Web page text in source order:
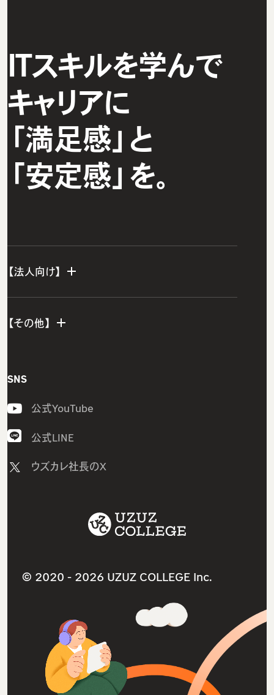
ITスキルを学んで
キャリアに
「満足感」と
「安定感」を。
【法人向け】
開発エンジニア研修
組込みエンジニア研修
AI研修
採用支援サービス
ウズカレマガジン（法人向け）
よくあるご質問（法人向け）
【その他】
メンバー紹介
採用情報
ニュース
ITスクールサービス
法人研修サービス
特定商取引法に基づく表記
参考書ダウンロードリンク
お問い合わせ
お問い合わせフォーム
SNS
公式YouTube
公式LINE
ウズカレ社長のX
© 2020 - 2026 UZUZ COLLEGE Inc.